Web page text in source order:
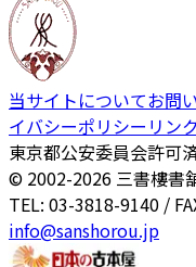
当サイトについてお問
イバシーポリシー リン
東京都公安委員会許可
© 2002-2026 三書樓書
TEL: 03-3818-9140 /
info@sanshorou.jp